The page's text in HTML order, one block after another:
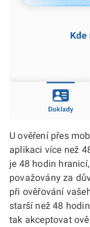
U ověření přes
aplikaci více než
je 48 hodin
považovány za
při ověřování
starší než 48
tak akceptovat